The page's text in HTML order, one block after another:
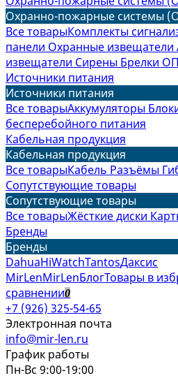
Охранно-пожарные системы
Все товарыКомплекты
панели Охранные извещатели
извещатели Сирены Брелки
Источники питания
Источники питания
Все товарыАккумуляторы
бесперебойного питания
Кабельная продукция
Кабельная продукция
Все товарыКабель Разъёмы
Сопутствующие товары
Сопутствующие товары
Все товарыЖёсткие диски
Бренды
Бренды
DahuaHiWatchTantosДаксис
MirLenMirLenБлогТовары в
сравнении0
+7 (926) 325-54-65
Электронная почта
info@mir-len.ru
График работы
Пн-Вс 9:00-19:00